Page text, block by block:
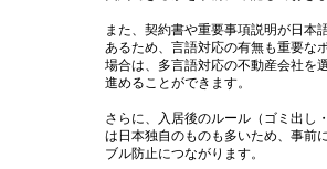
また、契約書や重要事項説明が日本
あるため、言語対応の有無も重要な
場合は、多言語対応の不動産会社を
進めることができます。
さらに、入居後のルール（ゴミ出し
は日本独自のものも多いため、事前
ブル防止につながります。